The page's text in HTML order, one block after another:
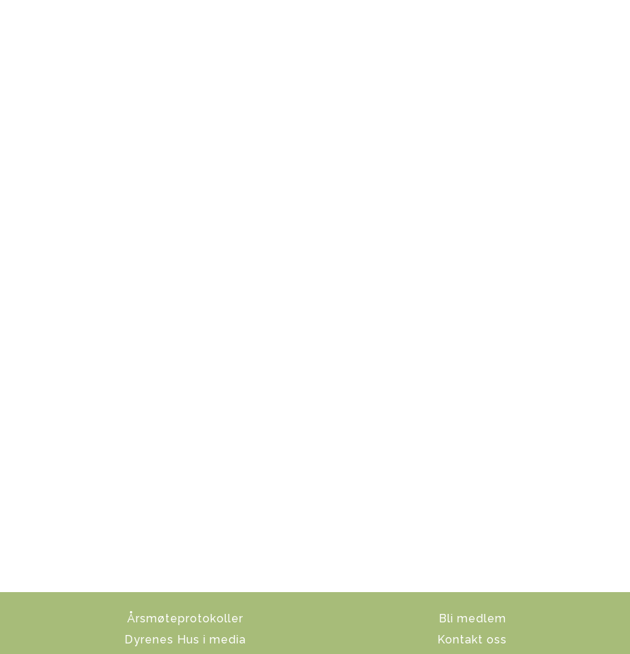
Årsmøteprotokoller
Dyrenes Hus i media
Bli medlem
Kontakt oss